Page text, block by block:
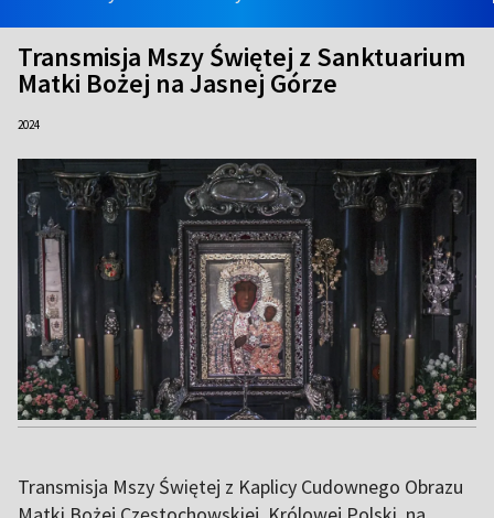
Transmisja Mszy Świętej z Sanktuarium
Matki Bożej na Jasnej Górze
2024
Transmisja Mszy Świętej z Kaplicy Cudownego Obrazu